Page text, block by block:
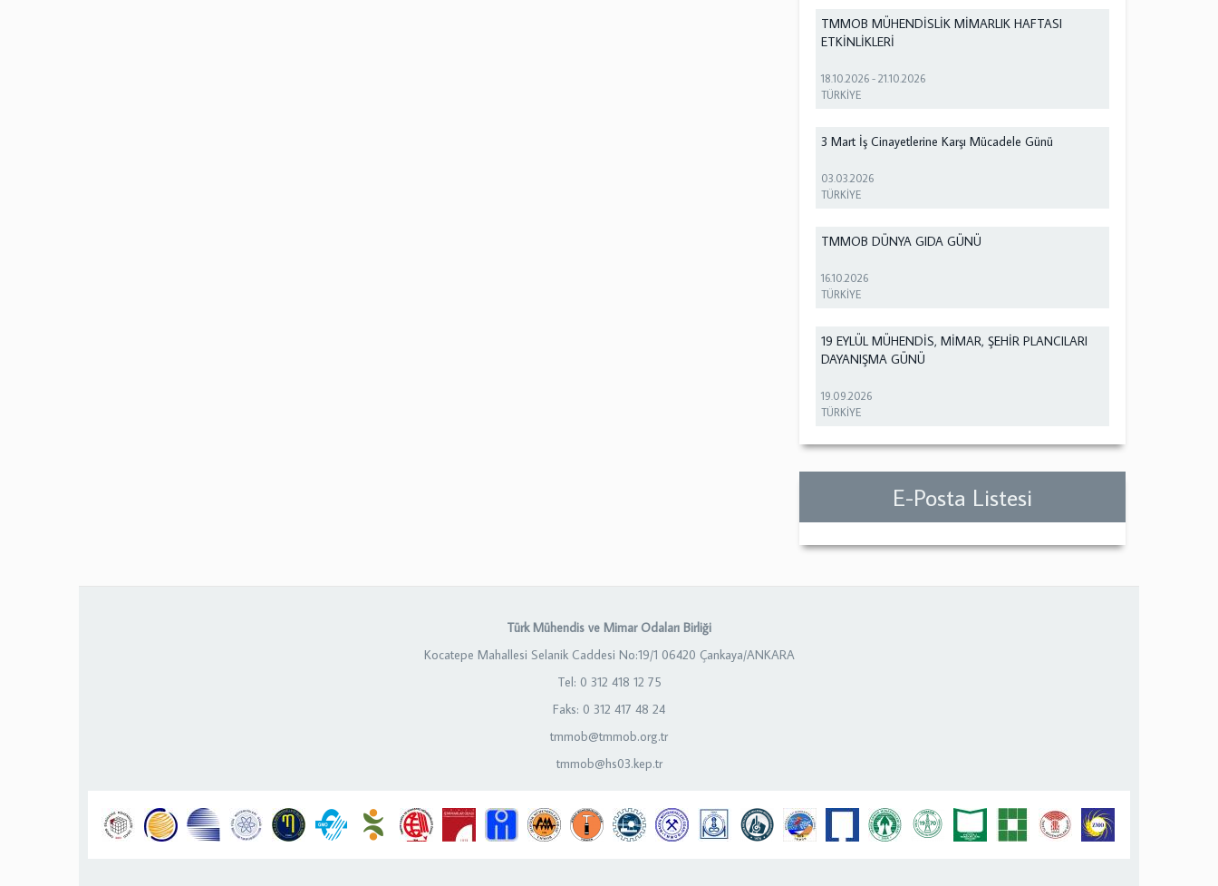
TMMOB MÜHENDİSLİK MİMARLIK HAFTASI
ETKİNLİKLERİ
18.10.2026 -21.10.2026
TÜRKİYE
3 Mart İş Cinayetlerine Karşı Mücadele Günü
03.03.2026
TÜRKİYE
TMMOB DÜNYA GIDA GÜNÜ
16.10.2026
TÜRKİYE
19 EYLÜL MÜHENDİS, MİMAR, ŞEHİR PLANCILARI
DAYANIŞMA GÜNÜ
19.09.2026
TÜRKİYE
E-Posta Listesi
Türk Mühendis ve Mimar Odaları Birliği
Kocatepe Mahallesi Selanik Caddesi No:19/1 06420 Çankaya/ANKARA
Tel: 0 312 418 12 75
Faks: 0 312 417 48 24
tmmob@tmmob.org.tr
tmmob@hs03.kep.tr